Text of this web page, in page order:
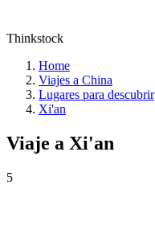
Thinkstock
Home
Viajes a China
Lugares para descubrir
Xi'an
Viaje a Xi'an
5